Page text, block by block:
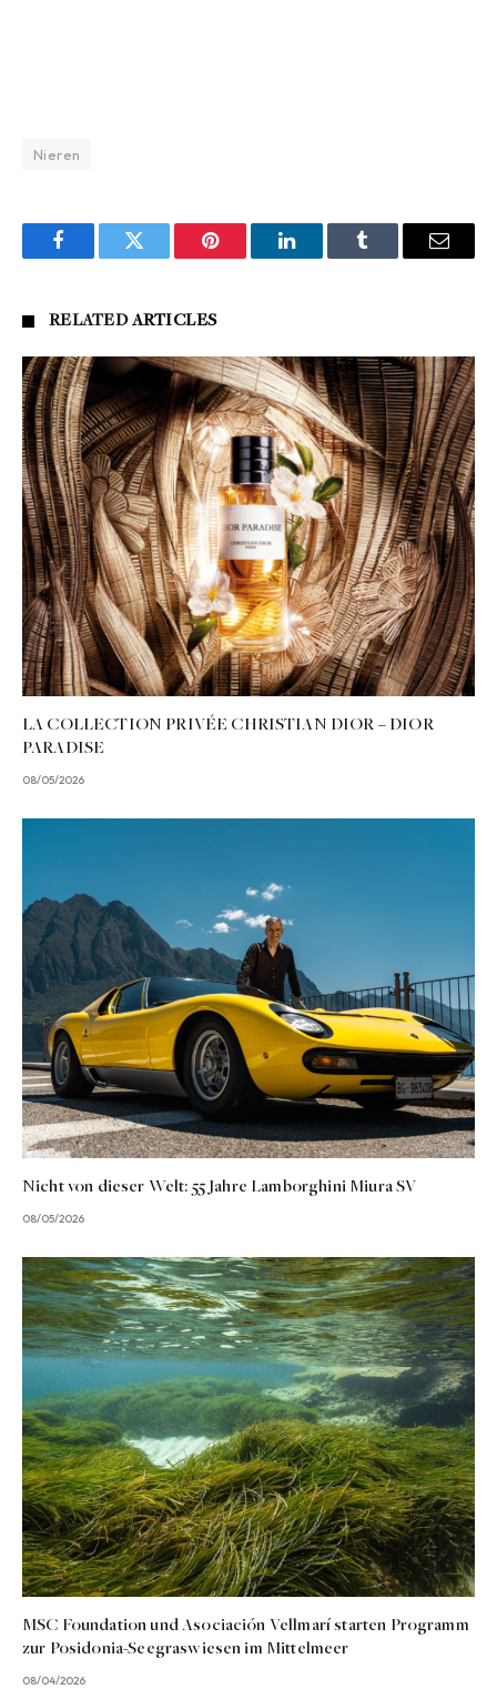
Nieren
FacebookTwitter Pinterest LinkedInTumblr Email
RELATEDARTICLES
LA COLLECTION PRIVÉE CHRISTIAN DIOR – DIOR
PARADISE
08/05/2026
Nicht von dieser Welt: 55 Jahre Lamborghini Miura SV
08/05/2026
MSC Foundation und Asociación Vellmarí starten Programm
zur Posidonia-Seegraswiesen im Mittelmeer
08/04/2026